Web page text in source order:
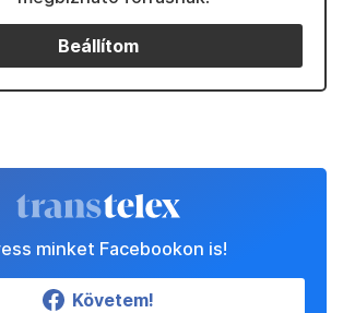
Beállítom
minket Facebookon is!
Követem!